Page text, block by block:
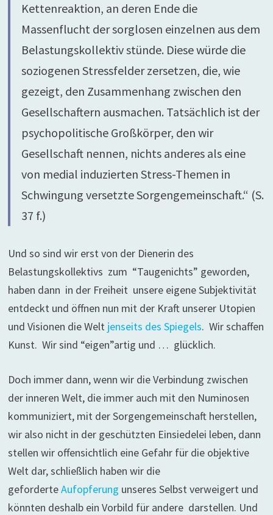
Kettenreaktion, an deren Ende die
Massenflucht der sorglosen einzelnen aus dem
Belastungskollektiv stünde. Diese würde die
soziogenen Stressfelder zersetzen, die, wie
gezeigt, den Zusammenhang zwischen den
Gesellschaftern ausmachen. Tatsächlich ist der
psychopolitische Großkörper, den wir
Gesellschaft nennen, nichts anderes als eine
von medial induzierten Stress-Themen in
Schwingung versetzte Sorgengemeinschaft.“ (S.
37 f.)
Und so sind wir erst von der Dienerin des
Belastungskollektivs zum “Taugenichts” geworden,
haben dann in der Freiheit unsere eigene Subjektivität
entdeckt und öffnen nun mit der Kraft unserer Utopien
und Visionen die Welt jenseits des Spiegels. Wir schaffen
Kunst. Wir sind “eigen”artig und … glücklich.
Doch immer dann, wenn wir die Verbindung zwischen
der inneren Welt, die immer auch mit den Numinosen
kommuniziert, mit der Sorgengemeinschaft herstellen,
wir also nicht in der geschützten Einsiedelei leben, dann
stellen wir offensichtlich eine Gefahr für die objektive
Welt dar, schließlich haben wir die
geforderteAufopferung unseres Selbst verweigert und
könnten deshalb ein Vorbild für andere darstellen. Und